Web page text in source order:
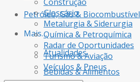
Petróleo, Gás & Biocombustível
Mais…
Atualidades
Bebidas & Alimentos
Glossário
Metalurgia & Siderurgia
Química & Petroquímica
Radar de Oportunidades
Turismo & Aviação
Veículos & Pneus